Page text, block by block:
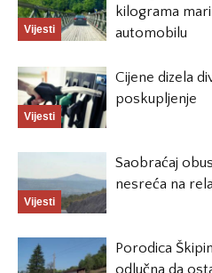
Vijesti
kilograma
automobilu
Vijesti
Cijene dizela
poskupljenje
Vijesti
Saobraćaj
nesreća na
Porodica